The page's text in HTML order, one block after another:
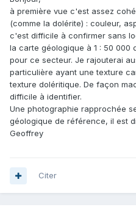
à première vue c'est assez
(comme la dolérite) : couleur,
c'est difficile à confirmer sans
la carte géologique à 1 : 50 000
pour ce secteur. Je rajouterai
particulière ayant une texture
texture doléritique. De façon
difficile à identifier.
Une photographie rapprochée
géologique de référence, il est
Geoffrey
Citer